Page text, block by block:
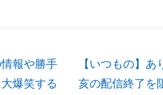
報や勝手
爆笑する
【いつもの】
亥の配信終了を